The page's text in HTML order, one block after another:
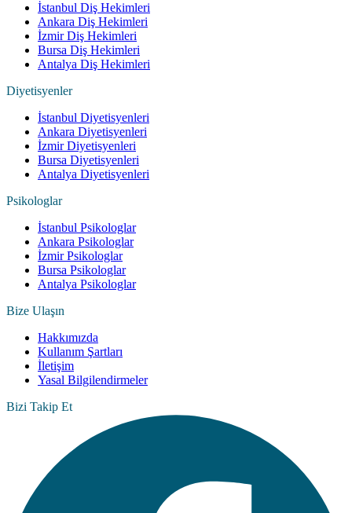
İstanbul Diş Hekimleri
Ankara Diş Hekimleri
İzmir Diş Hekimleri
Bursa Diş Hekimleri
Antalya Diş Hekimleri
Diyetisyenler
İstanbul Diyetisyenleri
Ankara Diyetisyenleri
İzmir Diyetisyenleri
Bursa Diyetisyenleri
Antalya Diyetisyenleri
Psikologlar
İstanbul Psikologlar
Ankara Psikologlar
İzmir Psikologlar
Bursa Psikologlar
Antalya Psikologlar
Bize Ulaşın
Hakkımızda
Kullanım Şartları
İletişim
Yasal Bilgilendirmeler
Bizi Takip Et